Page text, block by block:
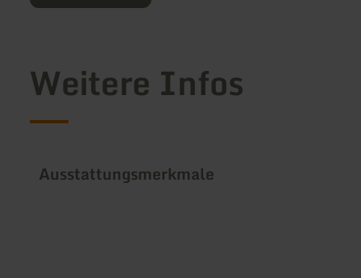
Weitere Infos
Ausstattungsmerkmale